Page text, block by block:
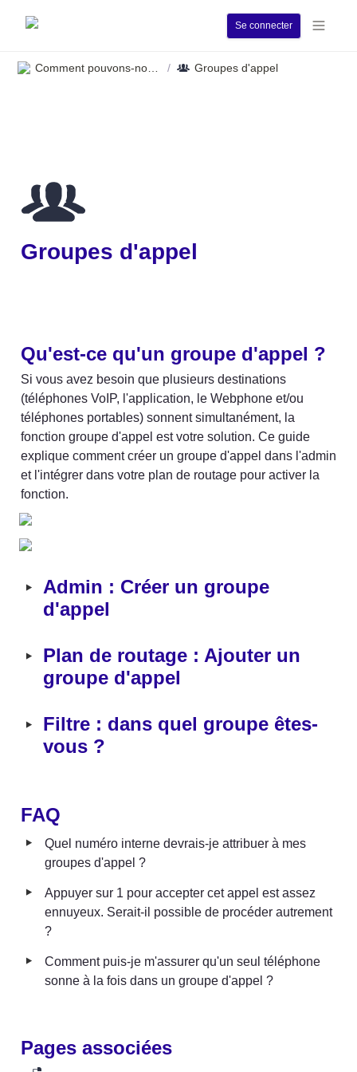
Se connecter
/ Groupes d'appel
Groupes d'appel
Qu'est-ce qu'un groupe d'appel ?
Si vous avez besoin que plusieurs destinations
(téléphones VoIP, l'application, le Webphone et/ou
téléphones portables) sonnent simultanément, la
fonction groupe d'appel est votre solution. Ce guide
explique comment créer un groupe d'appel dans l'admin
et l'intégrer dans votre plan de routage pour activer la
fonction.
‣ Admin : Créer un groupe
d'appel
‣ Plan de routage : Ajouter un
groupe d'appel
‣ Filtre : dans quel groupe êtes-
vous ?
FAQ
‣
Quel numéro interne devrais-je attribuer à mes
groupes d'appel ?
‣
Appuyer sur 1 pour accepter cet appel est assez
ennuyeux. Serait-il possible de procéder autrement
?
‣
Comment puis-je m'assurer qu'un seul téléphone
sonne à la fois dans un groupe d'appel ?
Pages associées